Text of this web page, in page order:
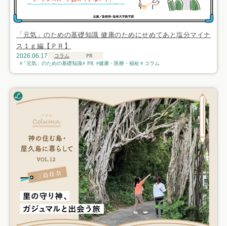
「元気」のための基礎知識 健康のためにせめてあと塩分マイナ
ス１ｇ編【ＰＲ】
2026.06.17 コラム
PR
「元気」のための基礎知識
PR 健康・医療・福祉 コラム